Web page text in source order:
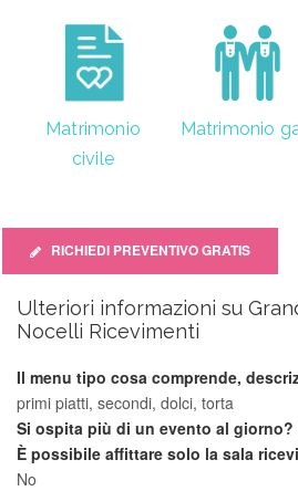
Matrimonio
civile
Matrimonio
RICHIEDI PREVENTIVO GRATIS
Ulteriori informazioni su
Nocelli Ricevimenti
Il menu tipo cosa comprende,
primi piatti, secondi, dolci, torta
Si ospita più di un evento al giorno?
È possibile affittare solo la sala
No